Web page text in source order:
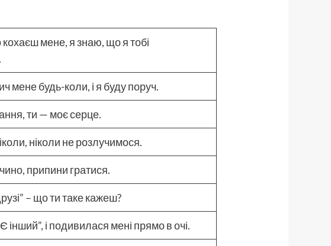
мене, я знаю, що я тобі
мене будь-коли, і я буду поруч.
ти — моє серце.
ніколи не розлучимося.
припини гратися.
– що ти таке кажеш?
інший”, і подивилася мені прямо в очі.